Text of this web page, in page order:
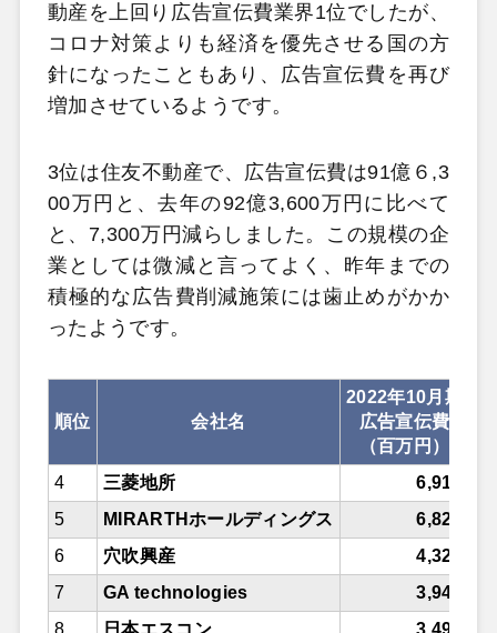
動産を上回り広告宣伝費業界1位でしたが、
コロナ対策よりも経済を優先させる国の方
針になったこともあり、広告宣伝費を再び
増加させているようです。
3位は住友不動産で、広告宣伝費は91億６,3
00万円と、去年の92億3,600万円に比べて
と、7,300万円減らしました。この規模の企
業としては微減と言ってよく、昨年までの
積極的な広告費削減施策には歯止めがかか
ったようです。
順位 会社名
2022年10月期
広告宣伝費
（百万円）
4
三菱地所
6,918
5
MIRARTHホールディングス
6,821
6
穴吹興産
4,323
7
GA technologies
3,947
8
日本エスコン 3,498